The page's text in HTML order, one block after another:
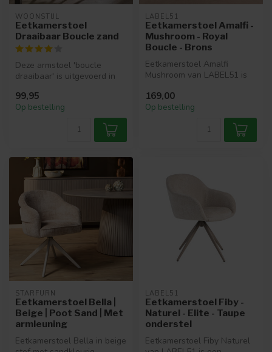
WOONSTIJL
Eetkamerstoel
Draaibaar Boucle zand
Deze armstoel 'boucle
draaibaar' is uitgevoerd in
onderst...
99,95
Op bestelling
LABEL51
Eetkamerstoel Amalfi -
Mushroom - Royal
Boucle - Brons
Eetkamerstoel Amalfi
Mushroom van LABEL51 is
een eleg...
169,00
Op bestelling
STARFURN
Eetkamerstoel Bella |
Beige | Poot Sand | Met
armleuning
Eetkamerstoel Bella in beige
LABEL51
Eetkamerstoel Fiby -
Naturel - Elite - Taupe
onderstel
Eetkamerstoel Fiby Naturel